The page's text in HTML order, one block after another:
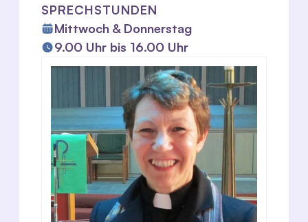
SPRECHSTUNDEN
Mittwoch & Donnerstag
9.00 Uhr bis 16.00 Uhr